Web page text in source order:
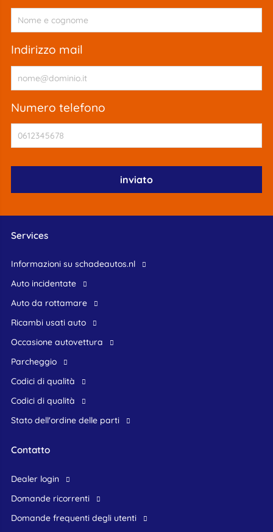
indirizzo mail
numero telefono
Services
Informazioni su schadeautos.nl
Auto incidentate
Auto da rottamare
Ricambi usati auto
occasione autovettura
Parcheggio
Codici di qualità
Codici di qualità
Stato dell'ordine delle parti
Contatto
dealer login
domande ricorrenti
domande frequenti degli utenti